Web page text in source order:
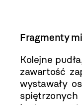
Fragmenty
Kolejne
zawartość
wystawały